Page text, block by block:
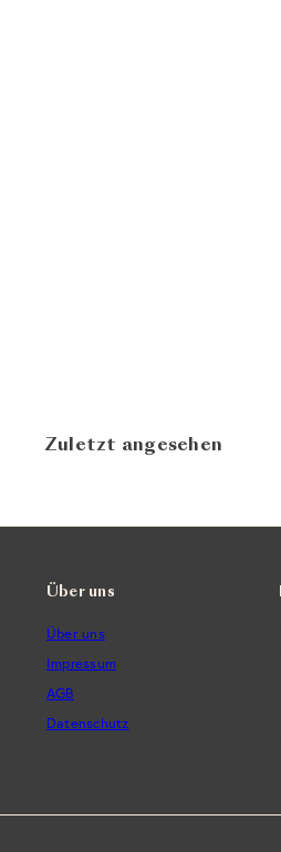
Zuletzt angesehen
Über uns
Über uns
Impressum
AGB
Datenschutz